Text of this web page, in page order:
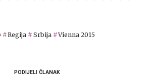
Regija Srbija Vienna 2015
PODIJELI ČLANAK